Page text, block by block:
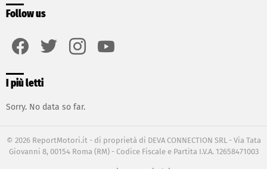
Follow us
I più letti
Sorry. No data so far.
© 2026 ReportMotori.it - di proprietà di DEVA CONNECTION SRL - Via Tata
Giovanni 8, 00154 Roma (RM) - Codice Fiscale e Partita I.V.A. 12658471003